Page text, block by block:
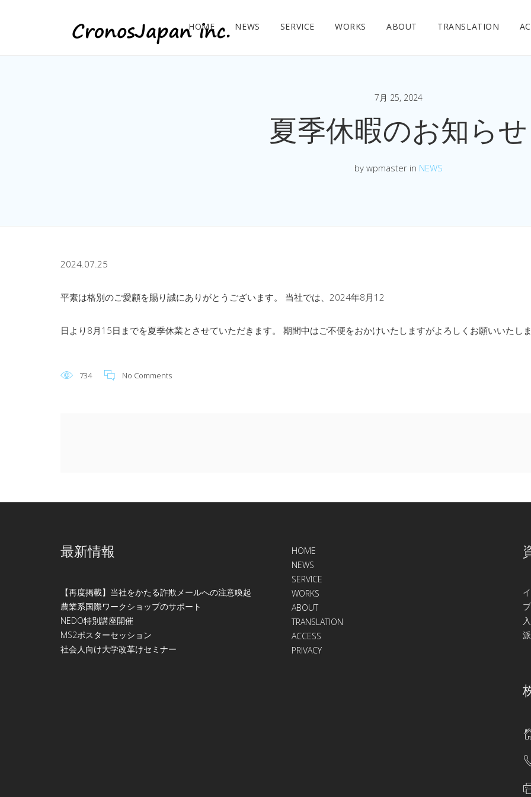
HOME NEWS SERVICE WORKS ABOUT TRANSLATION
7月 25, 2024
夏季休暇のお知らせ
by wpmaster in NEWS
2024.07.25
平素は格別のご愛顧を賜り誠にありがとうございます。 当社では、2024年8月12
日より8月15日までを夏季休業とさせていただきます。 期間中はご不便をおかけいたしますがよろしくお願いいたし
734 No Comments
最新情報
【再度掲載】当社をかたる詐欺メールへの注意喚起
農業系国際ワークショップのサポート
NEDO特別講座開催
МS2ポスターセッション
社会人向け大学改革けセミナー
HOME
NEWS
SERVICE
WORKS
ABOUT
TRANSLATION
ACCESS
PRIVACY